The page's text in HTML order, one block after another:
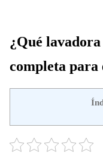
¿Qué
completa